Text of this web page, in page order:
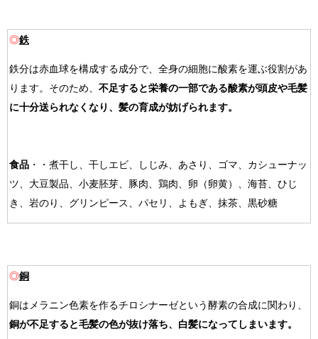
◎鉄
鉄分は赤血球を構成する成分で、全身の細胞に酸素を運ぶ役割があ
ります。そのため、 不足すると栄養の一部である酸素が頭皮や毛髪
に十分送られなくなり、髪の育成が妨げられます。
食品 ・・煮干し、干しエビ、しじみ、あさり、ゴマ、カシューナッ
ツ、大豆製品、小麦胚芽、豚肉、鶏肉、卵（卵黄）、海苔、ひじ
き、岩のり、グリンピース、パセリ、よもぎ、抹茶、黒砂糖
◎銅
銅はメラニン色素を作るチロシナーゼという酵素の合成に関わり、
銅が不足すると毛髪の色が抜け落ち、白髪になってしまいます。